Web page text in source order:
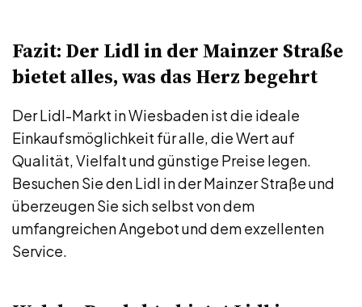
Fazit: Der Lidl in der Mainzer Straße
bietet alles, was das Herz begehrt
Der Lidl-Markt in Wiesbaden ist die ideale
Einkaufsmöglichkeit für alle, die Wert auf
Qualität, Vielfalt und günstige Preise legen.
Besuchen Sie den Lidl in der Mainzer Straße und
überzeugen Sie sich selbst von dem
umfangreichen Angebot und dem exzellenten
Service.